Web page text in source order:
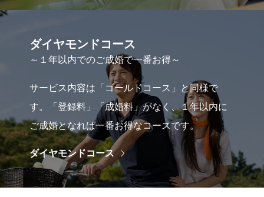
ダイヤモンドコース
～１年以内でのご成婚で一番お得～
サービス内容は「ゴールドコース」と同様で
す。「登録料」「成婚料」がなく、１年以内に
ご成婚となれば一番お得なコースです。
ダイヤモンドコース